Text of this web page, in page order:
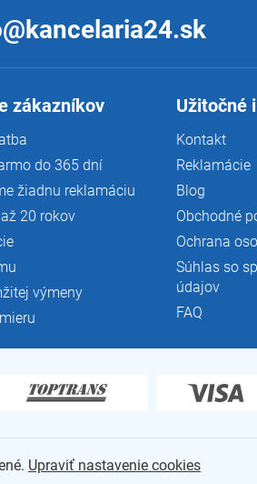
zákazníkov
do 365 dní
žiadnu reklamáciu
20 rokov
výmeny
Užitočné
Kontakt
Reklamácie
Blog
Obchodné
Ochrana
Súhlas so
údajov
FAQ
Upraviť nastavenie cookies